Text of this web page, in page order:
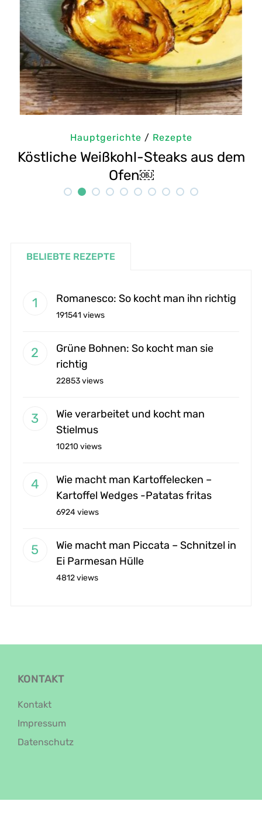
dem
Hauptgerichte/Rezepte
Selbstgemachte Tahini:
Rezept
BELIEBTE REZEPTE
Romanesco: So kocht man ihn richtig
191541 views
Grüne Bohnen: So kocht man sie
richtig
22853 views
Wie verarbeitet und kocht man
Stielmus
10210 views
Wie macht man Kartoffelecken –
Kartoffel Wedges -Patatas fritas
6924 views
Wie macht man Piccata – Schnitzel in
Ei Parmesan Hülle
4812 views
KONTAKT
Kontakt
Impressum
Datenschutz